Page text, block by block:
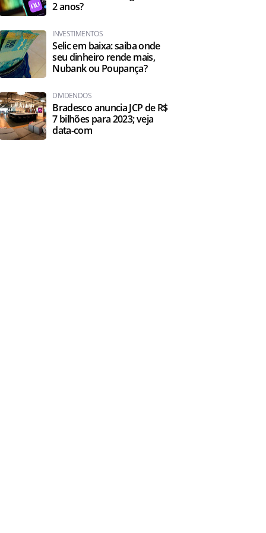
2 anos?
INVESTIMENTOS
Selic em baixa: saiba onde
seu dinheiro rende mais,
Nubank ou Poupança?
DIVIDENDOS
Bradesco anuncia JCP de R$
7 bilhões para 2023; veja
data-com